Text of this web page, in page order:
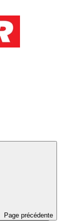
Page précédente